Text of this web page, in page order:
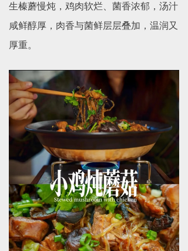
生榛蘑慢炖，鸡肉软烂、菌香浓郁，汤汁
咸鲜醇厚，肉香与菌鲜层层叠加，温润又
厚重。